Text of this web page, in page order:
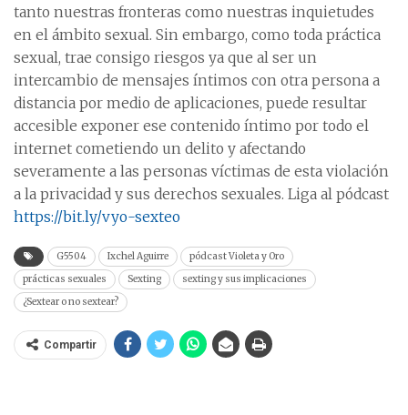
tanto nuestras fronteras como nuestras inquietudes
en el ámbito sexual. Sin embargo, como toda práctica
sexual, trae consigo riesgos ya que al ser un
intercambio de mensajes íntimos con otra persona a
distancia por medio de aplicaciones, puede resultar
accesible exponer ese contenido íntimo por todo el
internet cometiendo un delito y afectando
severamente a las personas víctimas de esta violación
a la privacidad y sus derechos sexuales. Liga al pódcast
https://bit.ly/vyo-sexteo
G5504 Ixchel Aguirre
pódcast Violeta y Oro
prácticas sexuales
Sexting
sexting y sus implicaciones
¿Sextear o no sextear?
Compartir